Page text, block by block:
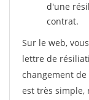
d'une
contrat.
Sur le web,
lettre de
changement
est très simple,